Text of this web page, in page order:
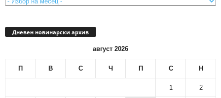
Дневен новинарски архив
август 2026
П В С Ч П С Н
1 2